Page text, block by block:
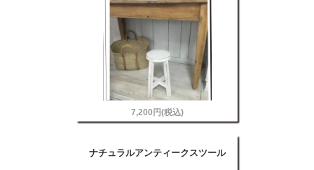
7,200円(税込)
ナチュラルアンティークスツール